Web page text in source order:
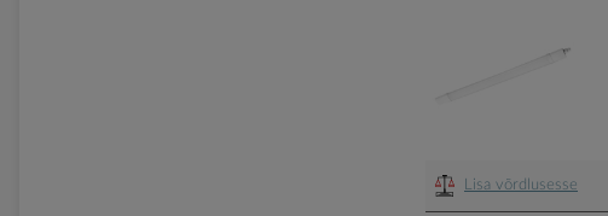
Lisa võrdlusesse